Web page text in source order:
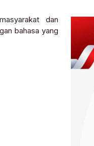
dan
bahasa yang